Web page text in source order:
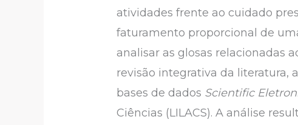
atividades frente ao cuidado
faturamento proporcional de
analisar as glosas relacionadas
revisão integrativa da literatura,
bases de dados Scientific
Ciências (LILACS). A análise